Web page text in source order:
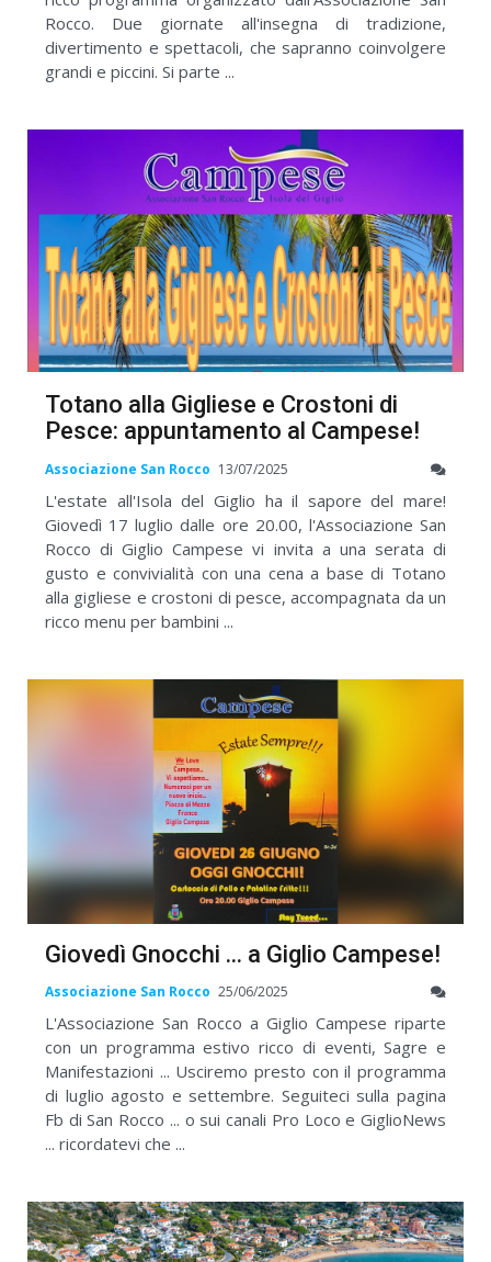
Rocco. Due giornate all'insegna di tradizione,
divertimento e spettacoli, che sapranno coinvolgere
grandi e piccini. Si parte ...
Totano alla Gigliese e Crostoni di
Pesce: appuntamento al Campese!
Associazione San Rocco 13/07/2025
L'estate all'Isola del Giglio ha il sapore del mare!
Giovedì 17 luglio dalle ore 20.00, l'Associazione San
Rocco di Giglio Campese vi invita a una serata di
gusto e convivialità con una cena a base di Totano
alla gigliese e crostoni di pesce, accompagnata da un
ricco menu per bambini ...
Giovedì Gnocchi ... a Giglio Campese!
Associazione San Rocco 25/06/2025
L'Associazione San Rocco a Giglio Campese riparte
con un programma estivo ricco di eventi, Sagre e
Manifestazioni ... Usciremo presto con il programma
di luglio agosto e settembre. Seguiteci sulla pagina
Fb di San Rocco ... o sui canali Pro Loco e GiglioNews
... ricordatevi che ...